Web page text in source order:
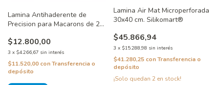
Lamina Antihaderente de
Precision para Macarons de 29
$12.800,00
3 x $4.266,67 sin interés
$11.520,00 conTransferencia o
depósito
Lamina Air Mat Microperforada
30x40 cm. Silikomart®
$45.866,94
3 x $15.288,98 sin interés
$41.280,25 conTransferencia o
depósito
¡Solo quedan 2 en stock!